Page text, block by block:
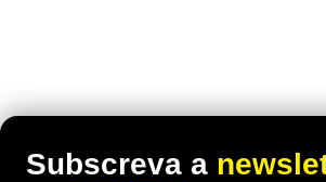
Subscreva a